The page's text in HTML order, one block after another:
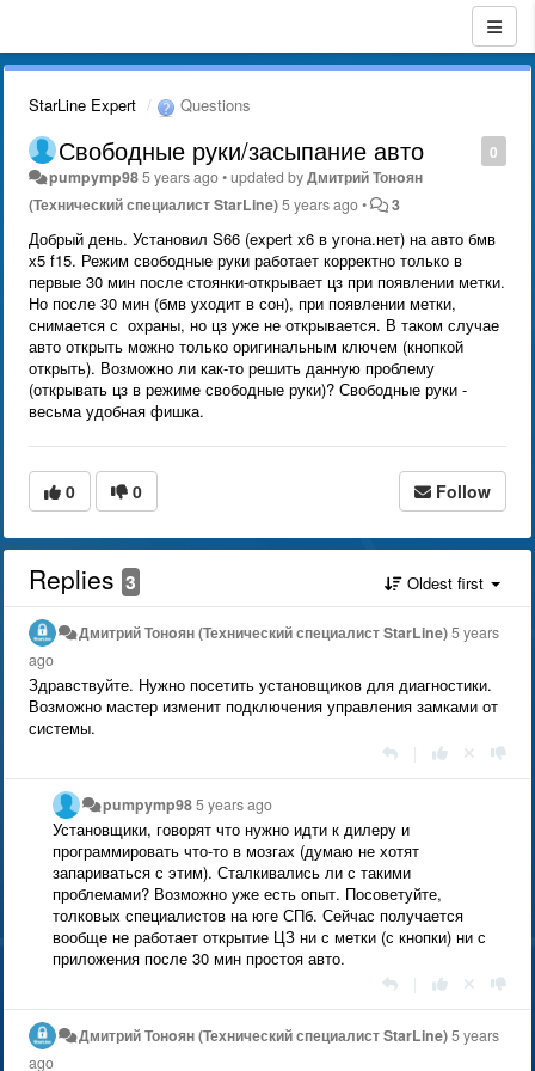
StarLine Expert Questions
0
Свободные руки/засыпание авто
pumpymp985 years ago•updated byДмитрий Тонoян
(Технический специалист StarLine)5 years ago• 3
Добрый день. Установил S66 (expert x6 в угона.нет) на авто бмв
х5 f15. Режим свободные руки работает корректно только в
первые 30 мин после стоянки-открывает цз при появлении метки.
Но после 30 мин (бмв уходит в сон), при появлении метки,
снимается с охраны, но цз уже не открывается. В таком случае
авто открыть можно только оригинальным ключем (кнопкой
открыть). Возможно ли как-то решить данную проблему
(открывать цз в режиме свободные руки)? Свободные руки -
весьма удобная фишка.
0 0 Follow
Replies 3 Oldest first
Дмитрий Тонoян (Технический специалист StarLine)5 years
ago
Здравствуйте. Нужно посетить установщиков для диагностики.
Возможно мастер изменит подключения управления замками от
системы.
pumpymp985 years ago
Установщики, говорят что нужно идти к дилеру и
программировать что-то в мозгах (думаю не хотят
запариваться с этим). Сталкивались ли с такими
проблемами? Возможно уже есть опыт. Посоветуйте,
толковых специалистов на юге СПб. Сейчас получается
вообще не работает открытие ЦЗ ни с метки (с кнопки) ни с
приложения после 30 мин простоя авто.
Дмитрий Тонoян (Технический специалист StarLine)5 years
ago